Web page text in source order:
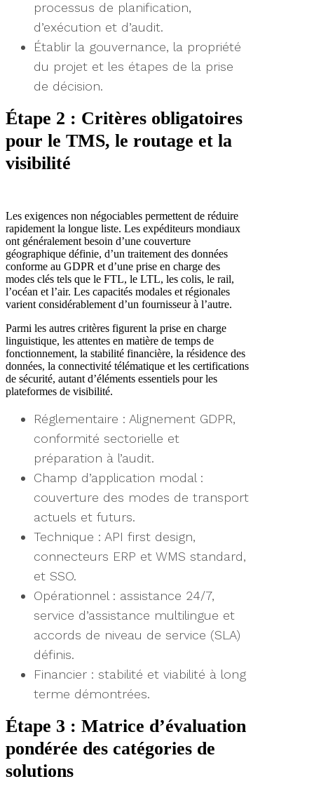
processus de planification,
d’exécution et d’audit.
Établir la gouvernance, la propriété
du projet et les étapes de la prise
de décision.
Étape 2 : Critères obligatoires
pour le TMS, le routage et la
visibilité
Les exigences non négociables permettent de réduire
rapidement la longue liste. Les expéditeurs mondiaux
ont généralement besoin d’une couverture
géographique définie, d’un traitement des données
conforme au GDPR et d’une prise en charge des
modes clés tels que le FTL, le LTL, les colis, le rail,
l’océan et l’air. Les capacités modales et régionales
varient considérablement d’un fournisseur à l’autre.
Parmi les autres critères figurent la prise en charge
linguistique, les attentes en matière de temps de
fonctionnement, la stabilité financière, la résidence des
données, la connectivité télématique et les certifications
de sécurité, autant d’éléments essentiels pour les
plateformes de visibilité.
Réglementaire : Alignement GDPR,
conformité sectorielle et
préparation à l’audit.
Champ d’application modal :
couverture des modes de transport
actuels et futurs.
Technique : API first design,
connecteurs ERP et WMS standard,
et SSO.
Opérationnel : assistance 24/7,
service d’assistance multilingue et
accords de niveau de service (SLA)
définis.
Financier : stabilité et viabilité à long
terme démontrées.
Étape 3 : Matrice d’évaluation
pondérée des catégories de
solutions